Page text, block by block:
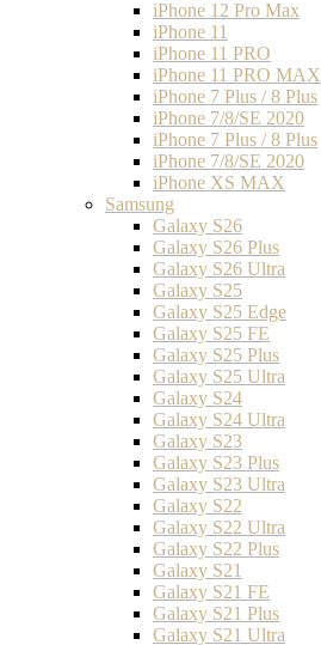
iPhone 12 Pro Max
iPhone 11
iPhone 11 PRO
iPhone 11 PRO MAX
iPhone 7 Plus / 8 Plus
iPhone 7/8/SE 2020
iPhone 7 Plus / 8 Plus
iPhone 7/8/SE 2020
iPhone XS MAX
Samsung
Galaxy S26
Galaxy S26 Plus
Galaxy S26 Ultra
Galaxy S25
Galaxy S25 Edge
Galaxy S25 FE
Galaxy S25 Plus
Galaxy S25 Ultra
Galaxy S24
Galaxy S24 Ultra
Galaxy S23
Galaxy S23 Plus
Galaxy S23 Ultra
Galaxy S22
Galaxy S22 Ultra
Galaxy S22 Plus
Galaxy S21
Galaxy S21 FE
Galaxy S21 Plus
Galaxy S21 Ultra